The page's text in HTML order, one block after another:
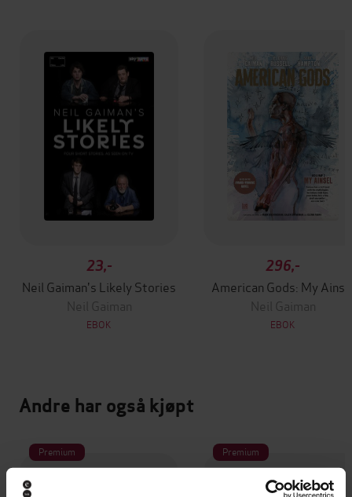
23,-
Neil Gaiman's Likely Stories
Neil Gaiman
EBOK
296,-
American Gods: My
Neil Gaiman
EBOK
Andre har også kjøpt
Premium Premium